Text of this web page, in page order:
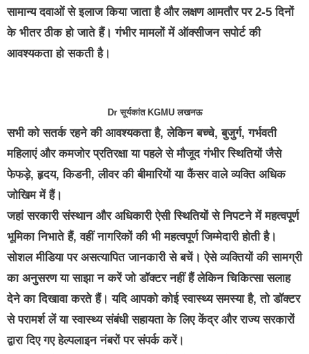
सामान्य दवाओं से इलाज किया जाता है और लक्षण आमतौर पर 2-5 दिनों
के भीतर ठीक हो जाते हैं। गंभीर मामलों में ऑक्सीजन सपोर्ट की
आवश्यकता हो सकती है।
Dr सूर्यकांत KGMU लखनऊ
सभी को सतर्क रहने की आवश्यकता है, लेकिन बच्चे, बुजुर्ग, गर्भवती
महिलाएं और कमजोर प्रतिरक्षा या पहले से मौजूद गंभीर स्थितियों जैसे
फेफड़े, हृदय, किडनी, लीवर की बीमारियों या कैंसर वाले व्यक्ति अधिक
जोखिम में हैं।
जहां सरकारी संस्थान और अधिकारी ऐसी स्थितियों से निपटने में महत्वपूर्ण
भूमिका निभाते हैं, वहीं नागरिकों की भी महत्वपूर्ण जिम्मेदारी होती है।
सोशल मीडिया पर असत्यापित जानकारी से बचें। ऐसे व्यक्तियों की सामग्री
का अनुसरण या साझा न करें जो डॉक्टर नहीं हैं लेकिन चिकित्सा सलाह
देने का दिखावा करते हैं। यदि आपको कोई स्वास्थ्य समस्या है, तो डॉक्टर
से परामर्श लें या स्वास्थ्य संबंधी सहायता के लिए केंद्र और राज्य सरकारों
द्वारा दिए गए हेल्पलाइन नंबरों पर संपर्क करें।